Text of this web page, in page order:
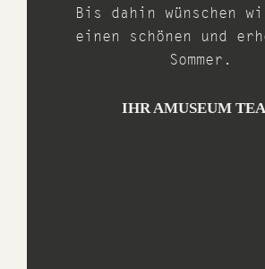
Bis dahin wünschen
einen schönen und
Sommer.
IHR AMUSEUM